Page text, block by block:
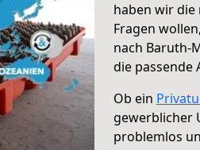
haben wir die
Fragen wollen,
nach Baruth-
die passende
Ob ein
gewerblicher
problemlos